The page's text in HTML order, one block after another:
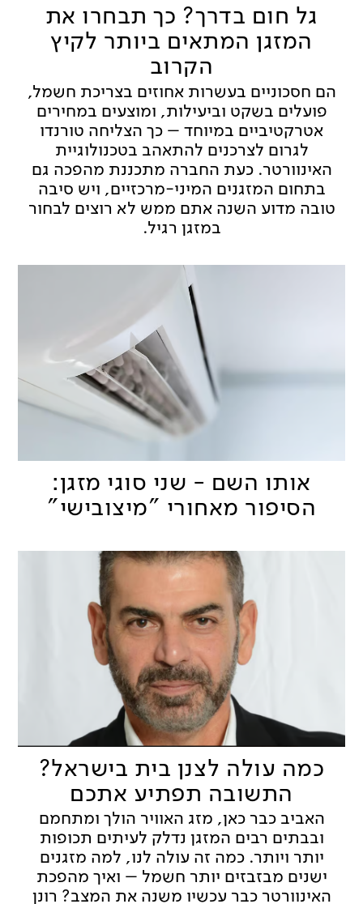
גל חום בדרך? כך תבחרו את
המזגן המתאים ביותר לקיץ
הקרוב
הם חסכוניים בעשרות אחוזים בצריכת חשמל,
פועלים בשקט וביעילות, ומוצעים במחירים
אטרקטיביים במיוחד – כך הצליחה טורנדו
לגרום לצרכנים להתאהב בטכנולוגיית
האינוורטר. כעת החברה מתכננת מהפכה גם
בתחום המזגנים המיני-מרכזיים, ויש סיבה
טובה מדוע השנה אתם ממש לא רוצים לבחור
במזגן רגיל.
אותו השם - שני סוגי מזגן:
הסיפור מאחורי "מיצובישי"
כמה עולה לצנן בית בישראל?
התשובה תפתיע אתכם
האביב כבר כאן, מזג האוויר הולך ומתחמם
ובבתים רבים המזגן נדלק לעיתים תכופות
יותר ויותר. כמה זה עולה לנו, למה מזגנים
ישנים מבזבזים יותר חשמל – ואיך מהפכת
האינוורטר כבר עכשיו משנה את המצב? רונן